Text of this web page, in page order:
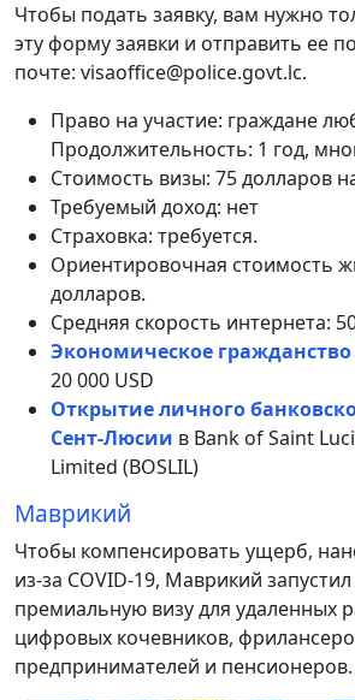
Чтобы подать заявку, вам нужно
эту форму заявки и отправить ее
почте: visaoffice@police.govt.lc.
Право на участие: граждане
Продолжительность: 1 год,
Стоимость визы: 75 долларов
Требуемый доход: нет
Страховка: требуется.
Ориентировочная стоимость
долларов.
Средняя скорость интернета:
Экономическое
20 000 USD
Открытие личного
Сент-Люсии в Bank of Saint
Limited (BOSLIL)
Маврикий
Чтобы компенсировать ущерб,
из-за COVID-19, Маврикий
премиальную визу для удаленных
цифровых кочевников,
предпринимателей и пенсионеров.